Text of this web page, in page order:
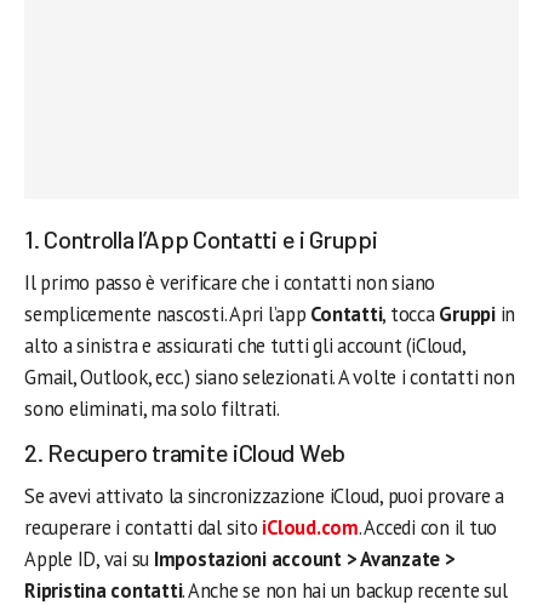
1. Controlla l’App Contatti e i Gruppi
Il primo passo è verificare che i contatti non siano
semplicemente nascosti. Apri l’app Contatti, toccaGruppiin
alto a sinistra e assicurati che tutti gli account (iCloud,
Gmail, Outlook, ecc.) siano selezionati. A volte i contatti non
sono eliminati, ma solo filtrati.
2. Recupero tramite iCloud Web
Se avevi attivato la sincronizzazione iCloud, puoi provare a
recuperare i contatti dal sito iCloud.com. Accedi con il tuo
Apple ID, vai su Impostazioni account > Avanzate >
Ripristina contatti. Anche se non hai un backup recente sul